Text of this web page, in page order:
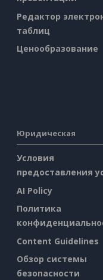
Редактор
таблиц
Ценообразование
Юридическая
Условия
предоставления
AI Policy
Политика
Content Guidelines
Обзор системы
безопасности